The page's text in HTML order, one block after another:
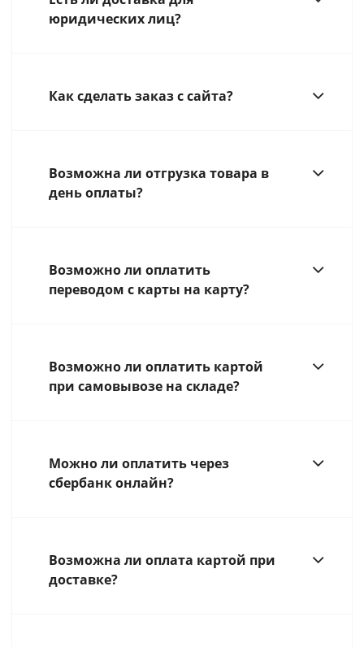
юридических лиц?
Как сделать заказ с сайта?
Возможна ли отгрузка товара в
день оплаты?
Возможно ли оплатить
переводом с карты на карту?
Возможно ли оплатить картой
при самовывозе на складе?
Можно ли оплатить через
сбербанк онлайн?
Возможна ли оплата картой при
доставке?